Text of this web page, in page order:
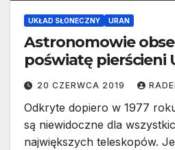
UKŁAD SŁONECZNY URAN
Astronomowie
poświatę pierścieni
20 CZERWCA 2019
Odkryte dopiero w 1977
są niewidoczne dla
największych teleskopów.